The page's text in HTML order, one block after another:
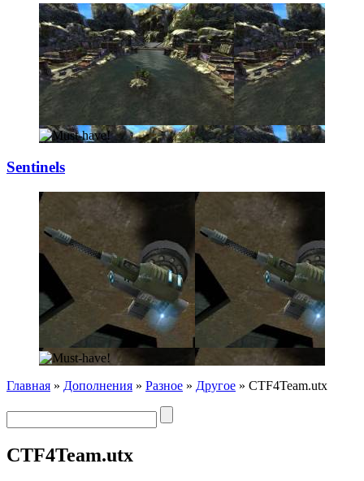
Sentinels
Главная » Дополнения » Разное » Другое » CTF4Team.utx
CTF4Team.utx